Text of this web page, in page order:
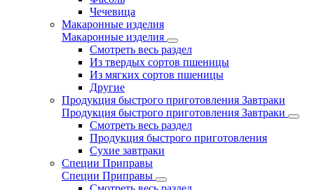
Чечевица
Макаронные изделия
Макаронные изделия
Смотреть весь раздел
Из твердых сортов пшеницы
Из мягких сортов пшеницы
Другие
Продукция быстрого приготовления Завтраки
Продукция быстрого приготовления Завтраки
Смотреть весь раздел
Продукция быстрого приготовления
Сухие завтраки
Специи Приправы
Специи Приправы